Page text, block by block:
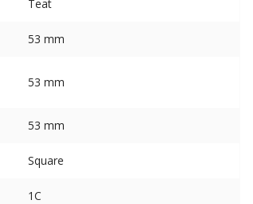
Teat
53 mm
53 mm
53 mm
Square
1C